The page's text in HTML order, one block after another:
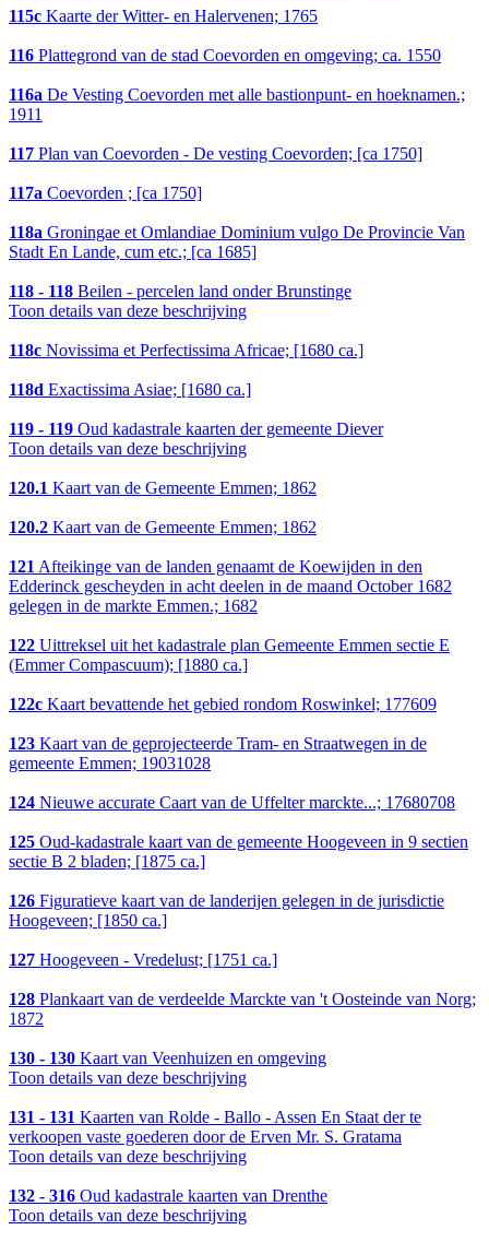
115c Kaarte der Witter- en Halervenen; 1765
116 Plattegrond van de stad Coevorden en omgeving; ca. 1550
116a De Vesting Coevorden met alle bastionpunt- en hoeknamen.;
1911
117 Plan van Coevorden - De vesting Coevorden; [ca 1750]
117a Coevorden ; [ca 1750]
118a Groningae et Omlandiae Dominium vulgo De Provincie Van
Stadt En Lande, cum etc.; [ca 1685]
118 - 118 Beilen - percelen land onder Brunstinge
Toon details van deze beschrijving
118c Novissima et Perfectissima Africae; [1680 ca.]
118d Exactissima Asiae; [1680 ca.]
119 - 119 Oud kadastrale kaarten der gemeente Diever
Toon details van deze beschrijving
120.1 Kaart van de Gemeente Emmen; 1862
120.2 Kaart van de Gemeente Emmen; 1862
121Afteikinge van de landen genaamt de Koewijden in den
Edderinck gescheyden in acht deelen in de maand October 1682
gelegen in de markte Emmen.; 1682
122 Uittreksel uit het kadastrale plan Gemeente Emmen sectie E
(Emmer Compascuum); [1880 ca.]
122c Kaart bevattende het gebied rondom Roswinkel; 177609
123 Kaart van de geprojecteerde Tram- en Straatwegen in de
gemeente Emmen; 19031028
124 Nieuwe accurate Caart van de Uffelter marckte...; 17680708
125 Oud-kadastrale kaart van de gemeente Hoogeveen in 9 sectien
sectie B 2 bladen; [1875 ca.]
126 Figuratieve kaart van de landerijen gelegen in de jurisdictie
Hoogeveen; [1850 ca.]
127 Hoogeveen - Vredelust; [1751 ca.]
128 Plankaart van de verdeelde Marckte van 't Oosteinde van Norg;
1872
130 - 130 Kaart van Veenhuizen en omgeving
Toon details van deze beschrijving
131 - 131 Kaarten van Rolde - Ballo - Assen En Staat der te
verkoopen vaste goederen door de Erven Mr. S. Gratama
Toon details van deze beschrijving
132 - 316 Oud kadastrale kaarten van Drenthe
Toon details van deze beschrijving